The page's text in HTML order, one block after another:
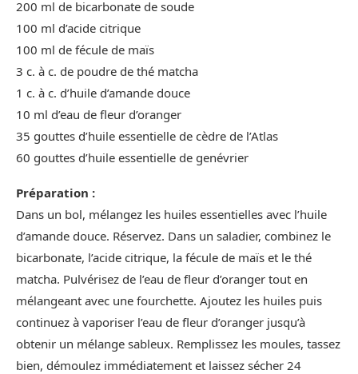
200 ml de bicarbonate de soude
100 ml d’acide citrique
100 ml de fécule de maïs
3 c. à c. de poudre de thé matcha
1 c. à c. d’huile d’amande douce
10 ml d’eau de fleur d’oranger
35 gouttes d’huile essentielle de cèdre de l’Atlas
60 gouttes d’huile essentielle de genévrier
Préparation :
Dans un bol, mélangez les huiles essentielles avec l’huile
d’amande douce. Réservez. Dans un saladier, combinez le
bicarbonate, l’acide citrique, la fécule de maïs et le thé
matcha. Pulvérisez de l’eau de fleur d’oranger tout en
mélangeant avec une fourchette. Ajoutez les huiles puis
continuez à vaporiser l’eau de fleur d’oranger jusqu’à
obtenir un mélange sableux. Remplissez les moules, tassez
bien, démoulez immédiatement et laissez sécher 24